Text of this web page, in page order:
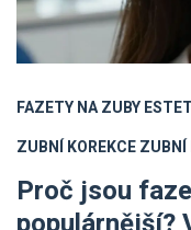
FAZETY NA ZUBY
ZUBNÍ KOREKCEZUBNÍ
Proč jsou